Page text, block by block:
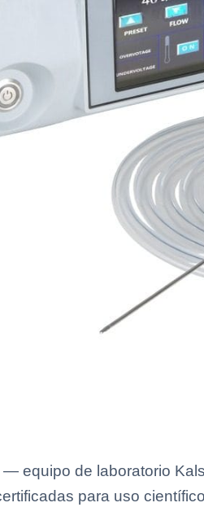
equipo de laboratorio
para uso